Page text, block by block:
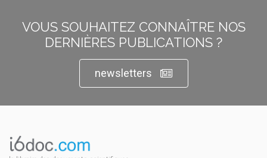
VOUS SOUHAITEZ CONNAÎTRE NOS
DERNIÈRES PUBLICATIONS ?
newsletters